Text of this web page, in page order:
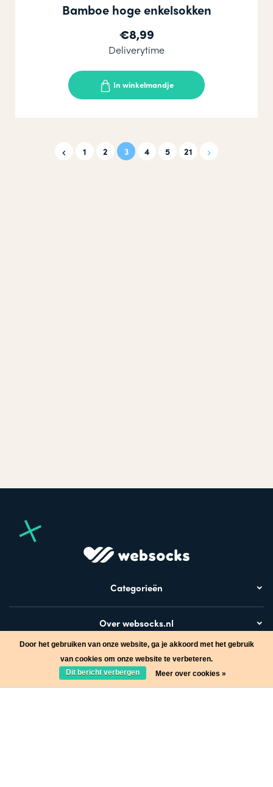
Bamboe hoge enkelsokken
€8,99
Deliverytime
In winkelmandje
1 2 3 4 5 21
Categorieën
Over websocks.nl
Bezoek ook
Door het gebruiken van onze website, ga je akkoord met het gebruik
van cookies om onze website te verbeteren.
Dit bericht verbergen
Meer over cookies »